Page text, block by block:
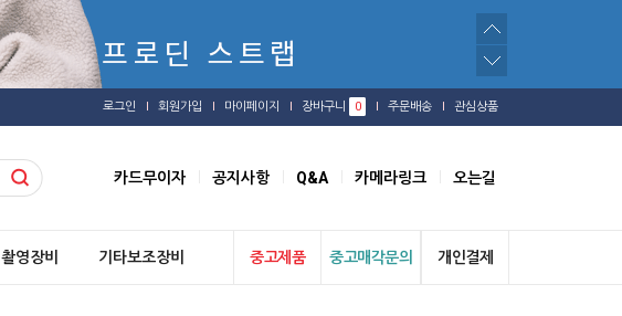
로그인 회원가입 마이페이지 장바구니 0 주문배송 관심상품
카드무이자 공지사항 Q&A 카메라링크 오는길
촬영장비 기타보조장비 중고제품 중고매각문의 개인결제